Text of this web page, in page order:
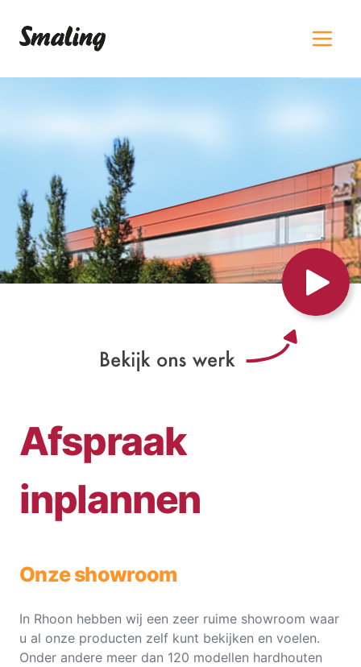
Afspraak
inplannen
Onze showroom
In Rhoon hebben wij een zeer ruime showroom waar
u al onze producten zelf kunt bekijken en voelen.
Onder andere meer dan 120 modellen hardhouten